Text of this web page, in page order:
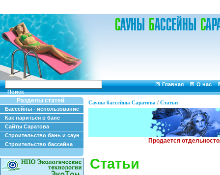
Поиск
Главная О нас
Разделы статей
Бассейны - использование
Как париться в бане
Сайты Саратова
Строительство бань и саун
Строительство бассейна
Сауны бассейны Саратова / Статьи
Статьи